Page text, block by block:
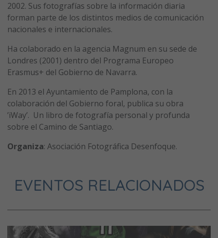
2002. Sus fotografías sobre la información diaria
forman parte de los distintos medios de comunicación
nacionales e internacionales.
Ha colaborado en la agencia Magnum en su sede de
Londres (2001) dentro del Programa Europeo
Erasmus+ del Gobierno de Navarra.
En 2013 el Ayuntamiento de Pamplona, con la
colaboración del Gobierno foral, publica su obra
’iWay’. Un libro de fotografía personal y profunda
sobre el Camino de Santiago.
Organiza: Asociación Fotográfica Desenfoque.
EVENTOS RELACIONADOS